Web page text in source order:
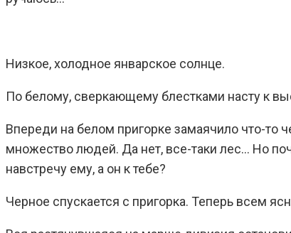
Низкое, холодное январское солнце.
По белому, сверкающему блестками насту к
Впереди на белом пригорке замаячило что-то
множество людей. Да нет, все-таки лес… Но
навстречу ему, а он к тебе?
Черное спускается с пригорка. Теперь всем